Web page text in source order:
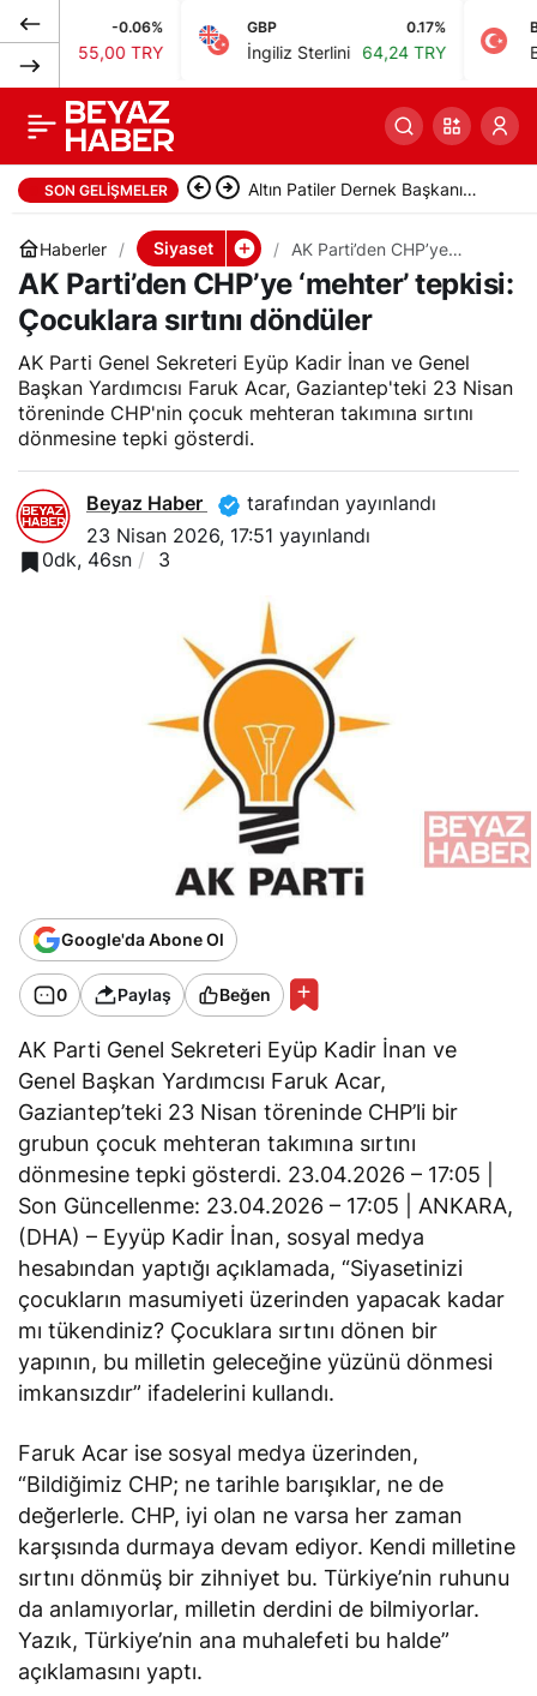
55,00 TRY
GBP
İngiliz Sterlini 64,24 TRY
BIST
Bist 100
SON GELIŞMELER Mohamed Salah, Trabzonspor’la
ilk antrenmanına çıktı
Haberler Siyaset
AK Parti’den CHP’ye
‘mehter’ tepkisi: Çocuklara
sırtını döndüler
AK Parti’den CHP’ye ‘mehter’ tepkisi:
Çocuklara sırtını döndüler
AK Parti Genel Sekreteri Eyüp Kadir İnan ve Genel
Başkan Yardımcısı Faruk Acar, Gaziantep'teki 23 Nisan
töreninde CHP'nin çocuk mehteran takımına sırtını
dönmesine tepki gösterdi.
Beyaz Haber
tarafından yayınlandı
23 Nisan 2026, 17:51 yayınlandı
0dk, 46sn
3
Google'da Abone Ol
0 Paylaş Beğen
AK Parti Genel Sekreteri Eyüp Kadir İnan ve
Genel Başkan Yardımcısı Faruk Acar,
Gaziantep’teki 23 Nisan töreninde CHP’li bir
grubun çocuk mehteran takımına sırtını
dönmesine tepki gösterdi. 23.04.2026 – 17:05 |
Son Güncellenme: 23.04.2026 – 17:05 | ANKARA,
(DHA) – Eyyüp Kadir İnan, sosyal medya
hesabından yaptığı açıklamada, “Siyasetinizi
çocukların masumiyeti üzerinden yapacak kadar
mı tükendiniz? Çocuklara sırtını dönen bir
yapının, bu milletin geleceğine yüzünü dönmesi
imkansızdır” ifadelerini kullandı.
Faruk Acar ise sosyal medya üzerinden,
“Bildiğimiz CHP; ne tarihle barışıklar, ne de
değerlerle. CHP, iyi olan ne varsa her zaman
karşısında durmaya devam ediyor. Kendi milletine
sırtını dönmüş bir zihniyet bu. Türkiye’nin ruhunu
da anlamıyorlar, milletin derdini de bilmiyorlar.
Yazık, Türkiye’nin ana muhalefeti bu halde”
açıklamasını yaptı.
Erdoğan: Tüm
çocukların huzur ve
güven içinde
yaşaması için
çabalıyoruz
0 Paylaş